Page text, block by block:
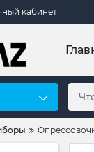
кабинет